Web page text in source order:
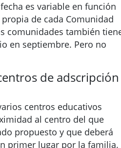
es variable en función
de cada Comunidad
comunidades también
en septiembre. Pero no
de adscripción
centros educativos
al centro del que
propuesto y que deberá
primer lugar por la familia.